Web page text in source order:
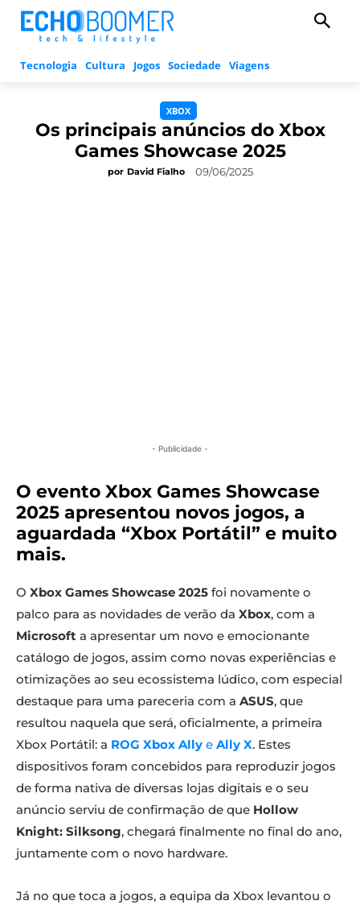
Tecnologia Cultura Jogos Sociedade Viagens
XBOX
Os principais anúncios do Xbox
Games Showcase 2025
por David Fialho 09/06/2025
- Publicidade -
O evento Xbox Games Showcase
2025 apresentou novos jogos, a
aguardada “Xbox Portátil” e muito
mais.
O Xbox Games Showcase 2025 foi novamente o
palco para as novidades de verão da Xbox, com a
Microsoft a apresentar um novo e emocionante
catálogo de jogos, assim como novas experiências e
otimizações ao seu ecossistema lúdico, com especial
destaque para uma pareceria com a ASUS, que
resultou naquela que será, oficialmente, a primeira
Xbox Portátil: a ROG Xbox Ally e Ally X. Estes
dispositivos foram concebidos para reproduzir jogos
de forma nativa de diversas lojas digitais e o seu
anúncio serviu de confirmação de que Hollow
Knight: Silksong, chegará finalmente no final do ano,
juntamente com o novo hardware.
Já no que toca a jogos, a equipa da Xbox levantou o